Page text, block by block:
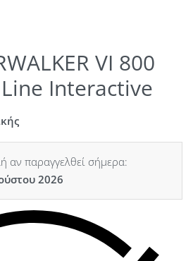
VI 800
Line Interactive
αν παραγγελθεί σήμερα:
2026